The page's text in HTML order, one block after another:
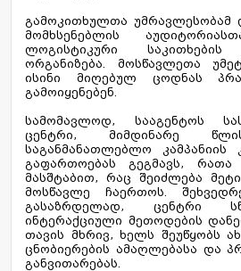
გამოკითხულთა უმრავლესობამ
მომხსენებლის
ლოგისტიკური
ორგანიზება. მოსწავლეთა
ისინი მიღებულ ცოდნას
გამოიყენებენ.
სამომავლოდ, სააგენტოს
ცენტრი, მიმდინარე
საგანმანათლებლო
გაფართოებას გეგმავს, რათა
მასშტაბით, რაც შეიძლება
მოსწავლე ჩაერთოს.
გასაზრდელად, ცენტრი
ინტერაქციული მეთოდების
თავის მხრივ, ხელს შეუწყობს
ცნობიერების ამაღლებასა და
განვითარებას.